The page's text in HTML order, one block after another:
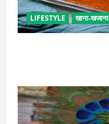
LIFESTYLE खाना-खजाना